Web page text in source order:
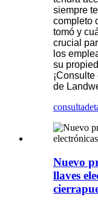
siempre
completo
tomó y
crucial
los
su
de
consulta
Nuevo
llaves